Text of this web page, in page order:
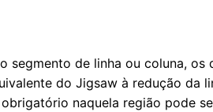
segmento de linha ou coluna,
do Jigsaw à redução da
naquela região pode